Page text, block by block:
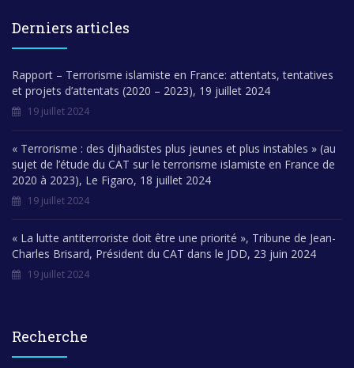
Derniers articles
Rapport – Terrorisme islamiste en France: attentats, tentatives
et projets d’attentats (2020 – 2023), 19 juillet 2024
19 juillet 2024
« Terrorisme : des djihadistes plus jeunes et plus instables » (au
sujet de l’étude du CAT sur le terrorisme islamiste en France de
2020 à 2023), Le Figaro, 18 juillet 2024
19 juillet 2024
« La lutte antiterroriste doit être une priorité », Tribune de Jean-
Charles Brisard, Président du CAT dans le JDD, 23 juin 2024
19 juillet 2024
Recherche